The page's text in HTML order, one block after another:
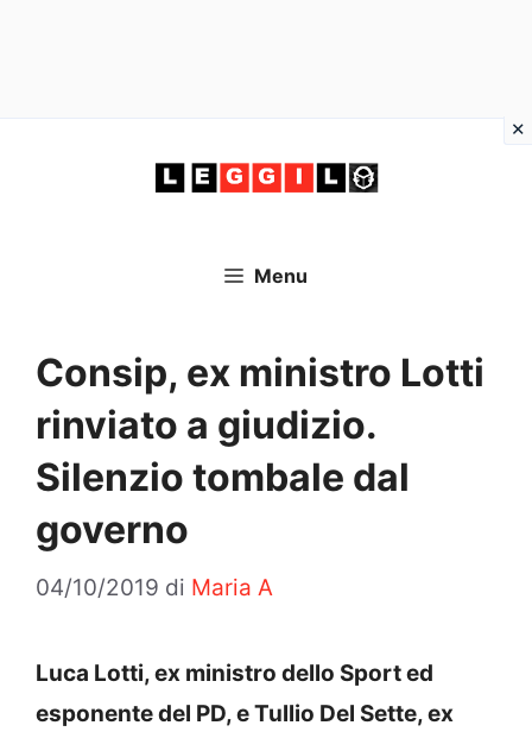
Menu
Consip, ex ministro Lotti
rinviato a giudizio.
Silenzio tombale dal
governo
04/10/2019 di Maria A
Luca Lotti, ex ministro dello Sport ed
esponente del PD, e Tullio Del Sette, ex